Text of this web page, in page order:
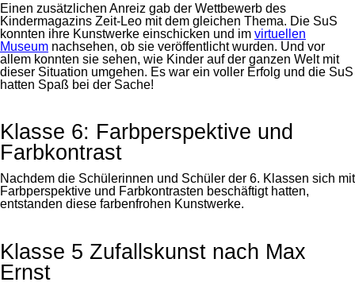
Einen zusätzlichen Anreiz gab der Wettbewerb des
Kindermagazins Zeit-Leo mit dem gleichen Thema. Die SuS
konnten ihre Kunstwerke einschicken und im virtuellen
Museum nachsehen, ob sie veröffentlicht wurden. Und vor
allem konnten sie sehen, wie Kinder auf der ganzen Welt mit
dieser Situation umgehen. Es war ein voller Erfolg und die SuS
hatten Spaß bei der Sache!
Klasse 6: Farbperspektive und
Farbkontrast
Nachdem die Schülerinnen und Schüler der 6. Klassen sich mit
Farbperspektive und Farbkontrasten beschäftigt hatten,
entstanden diese farbenfrohen Kunstwerke.
Klasse 5 Zufallskunst nach Max
Ernst